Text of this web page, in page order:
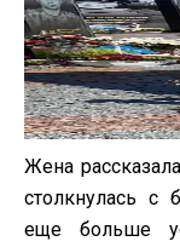
Жена
столкнулась с
еще больше